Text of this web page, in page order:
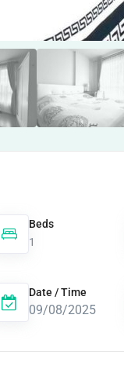
Beds
1
Date / Time
09/08/2025